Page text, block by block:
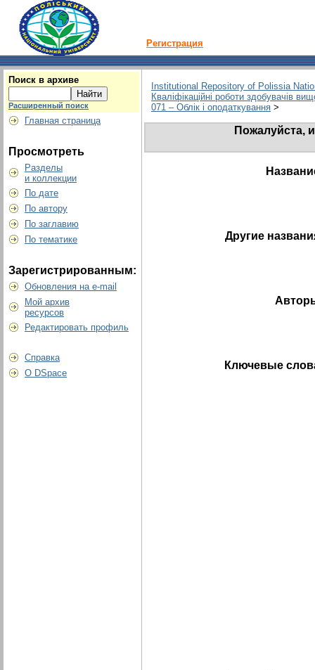
Регистрация
Поиск в архиве
Расширенный поиск
Главная страница
Просмотреть
Разделы
и коллекции
По дате
По автору
По заглавию
По тематике
Зарегистрированным:
Обновления на e-mail
Мой архив
ресурсов
Редактировать профиль
Справка
О DSpace
Institutional Repository of Polissia
Кваліфікаційні роботи здобувачів
071 – Облік і оподаткування >
Пожалуйста,
Другие
Ключевые